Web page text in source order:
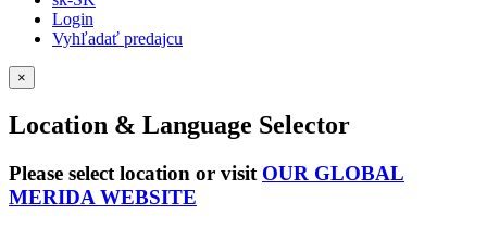
Login
Vyhľadať predajcu
×
Location & Language Selector
Please select location or visit OUR GLOBAL
MERIDA WEBSITE